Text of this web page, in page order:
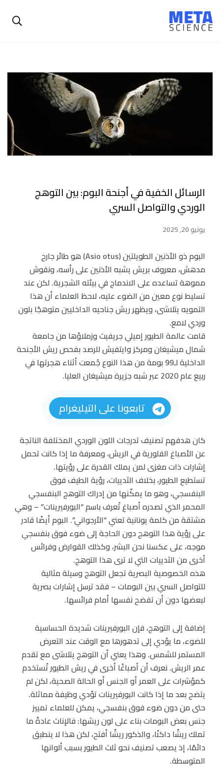
الرسائل الخفية في أجنحة البوم: بين التوهج
الوردي والتواصل السري
يونيو 20, 2025
البوم ذو الأذنين الطويلتين (Asio otus) هو طائر جارح
مدهش، معروف بريش يشبه الأذنين على رأسه، ونقوش
مموهة تساعده على الاندماج في بيئته الشجرية. لكن عند
تسليط نوع معين من الضوء عليه، لاحظ العلماء أن هذا
التمويه يتلاشى، ويظهر ريش جناحيه الداخليين متوهجًا بلون
وردي لامع.
قامت عالمة الطيور إميلي جريفيث وزملاؤها من جامعة
شمال ميشيغان ومركز وايتفيش للرصد بفحص ريش الأجنحة
الداخلية لـ99 بومة من هذا النوع جُمعت أثناء هجرتها في
ربيع عام 2020 عبر شبه جزيرة ميشيغان العليا.
تابعونا على التيليغرام
كان هدفهم تصنيف تدرجات اللون الوردي المختلفة الناتجة
عن الأصباغ الفلورية في الريش، ومعرفة ما إذا كانت تحمل
إشارات ذات مغزى لمن يملك القدرة على رؤيتها.
تستطيع الطيور، بخلاف الثدييات، رؤية الطيف فوق
البنفسجي، وهو ما يمكّنها من إدراك التوهج البنفسجي
المحمر الذي تصدره أصباغ تُعرف باسم “البورفيرينات” – وهي
مشتقة من كلمة يونانية تعني “الأرجواني”. البوم أيضًا قادر
على رؤية هذا التوهج دون الحاجة إلى ضوء فوق بنفسجي
موجه، على عكسنا نحن البشر، وكذلك القوارض وفرائس
أخرى من الثدييات التي لا ترى هذا التوهج.
هذه الخصوصية البصرية تجعل التوهج وسيلة مثالية
للتواصل السري بين البومات – فقد ترسل إشارات بصرية
لبعضها دون أن تفضح نفسها أمام فرائسها.
إضافة إلى التوهج، فإن البورفيرينات شديدة الحساسية
للضوء، ما يؤدي إلى تدهورها مع الوقت عند التعرض
المستمر للشمس. وهذا يعني أن التوهج يتلاشى مع تقدم
عمر الريش. نعرف أن أصباغًا أخرى في ريش الطيور تُستخدم
كمؤشرات على العمر أو الجنس أو الحالة الصحية، لكن لم
يتضح بعد ما إذا كانت البورفيرينات تؤدي وظيفة مماثلة.
حتى من دون ضوء فوق بنفسجي، يمكن للعلماء تمييز
جنس بعض البومات بناء على لون ريشها: فالإناث عادةً ما
تملك ريشًا داكنًا، والذكور ريشًا أفتح، لكن هذا لا ينطبق
دائمًا، إذ يصعب تصنيف نحو ثلث الطيور بسبب ألوانها
المتوسطة.